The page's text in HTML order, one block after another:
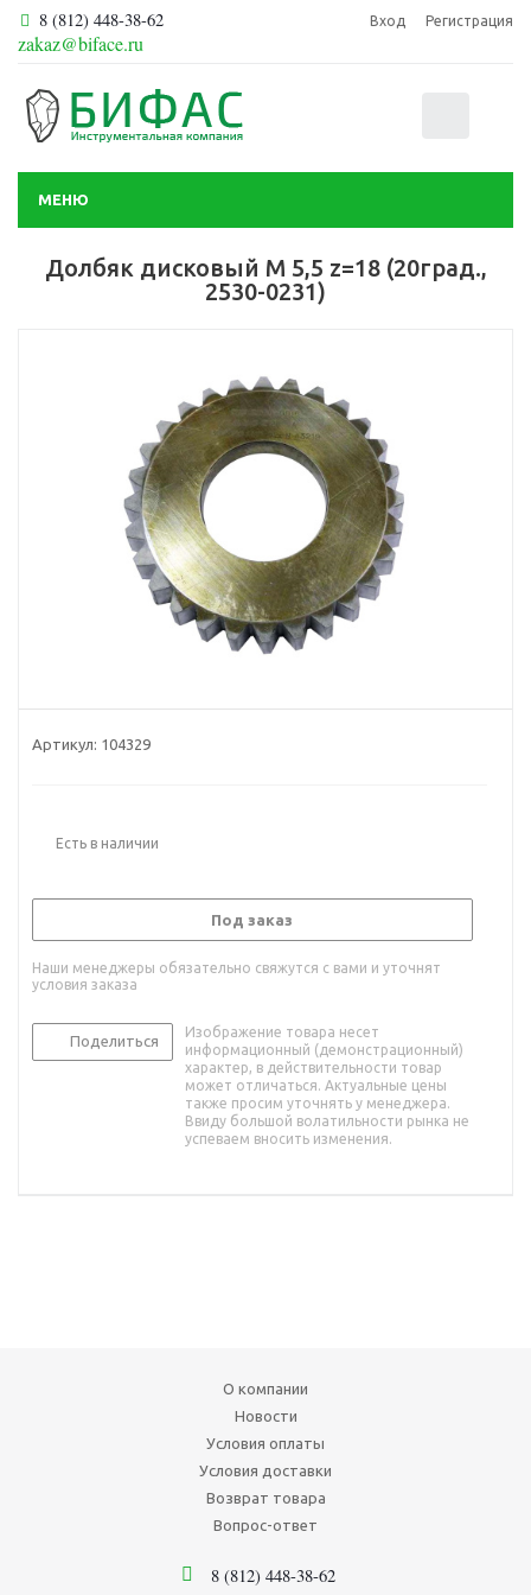
8 (812) 448-38-62
zakaz@biface.ru
Вход Регистрация
МЕНЮ
Долбяк дисковый М 5,5 z=18 (20град.,
2530-0231)
Артикул: 104329
Есть в наличии
Под заказ
Наши менеджеры обязательно свяжутся с вами и уточнят
условия заказа
Поделиться
Изображение товара несет
информационный (демонстрационный)
характер, в действительности товар
может отличаться. Актуальные цены
также просим уточнять у менеджера.
Ввиду большой волатильности рынка не
успеваем вносить изменения.
О компании
Новости
Условия оплаты
Условия доставки
Возврат товара
Вопрос-ответ
8 (812) 448-38-62